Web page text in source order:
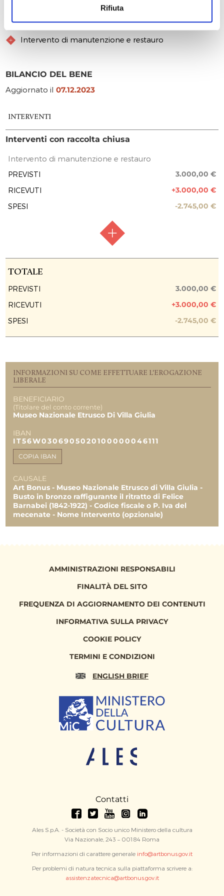
Rifiuta
CHIUSA
Intervento di manutenzione e restauro
BILANCIO DEL BENE
Aggiornato il07.12.2023
INTERVENTI
Interventi con raccolta chiusa
Intervento di manutenzione e restauro
PREVISTI 3.000,00 €
RICEVUTI +3.000,00 €
SPESI -2.745,00 €
PREVISIONE COSTO TOTALE DELL’INTERVENTO
3.000,00 €
REPORT UTILIZZO MENSILE DELLE
EROGAZIONI
Uscite 03.2023
3.000,00 €
TOTALE
PREVISTI 3.000,00 €
RICEVUTI +3.000,00 €
SPESI -2.745,00 €
INFORMAZIONI SU COME EFFETTUARE L'EROGAZIONE
LIBERALE
BENEFICIARIO
(Titolare del conto corrente)
Museo Nazionale Etrusco Di Villa Giulia
IBAN
IT56W0306905020100000046111
COPIA IBAN
CAUSALE
Art Bonus - Museo Nazionale Etrusco di Villa Giulia -
Busto in bronzo raffigurante il ritratto di Felice
Barnabei (1842-1922) - Codice fiscale o P. Iva del
mecenate - Nome Intervento (opzionale)
AMMINISTRAZIONI RESPONSABILI
FINALITÀ DEL SITO
FREQUENZA DI AGGIORNAMENTO DEI CONTENUTI
INFORMATIVA SULLA PRIVACY
COOKIE POLICY
TERMINI E CONDIZIONI
ENGLISH BRIEF
Contatti
Ales S.p.A. - Società con Socio unico Ministero della cultura
Via Nazionale, 243 – 00184 Roma
Per informazioni di carattere generale info@artbonus.gov.it
Per problemi di natura tecnica sulla piattaforma scrivere a:
assistenzatecnica@artbonus.gov.it